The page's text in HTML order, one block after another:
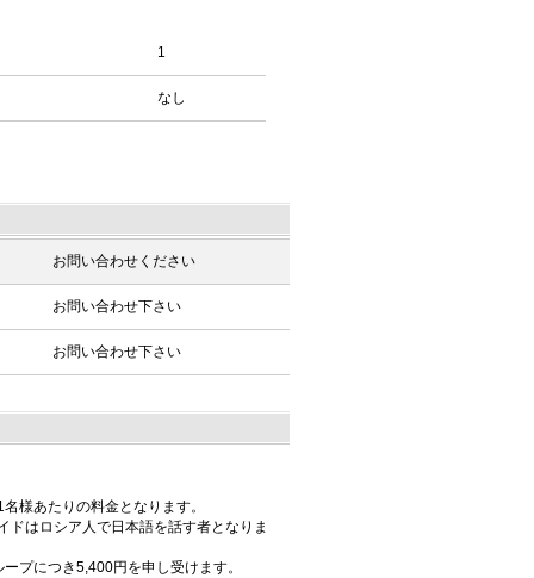
1
なし
お問い合わせください
お問い合わせ下さい
お問い合わせ下さい
様あたりの料金となります。
ドはロシア人で日本語を話す者となりま
プにつき5,400円を申し受けます。